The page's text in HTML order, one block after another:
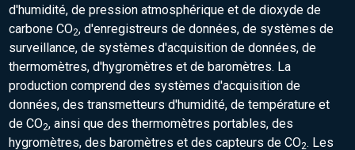
d'humidité, de pression atmosphérique et de dioxyde de
carbone CO2, d'enregistreurs de données, de systèmes de
surveillance, de systèmes d'acquisition de données, de
thermomètres, d'hygromètres et de baromètres. La
production comprend des systèmes d'acquisition de
données, des transmetteurs d'humidité, de température et
de CO2, ainsi que des thermomètres portables, des
hygromètres, des baromètres et des capteurs de CO2. Les